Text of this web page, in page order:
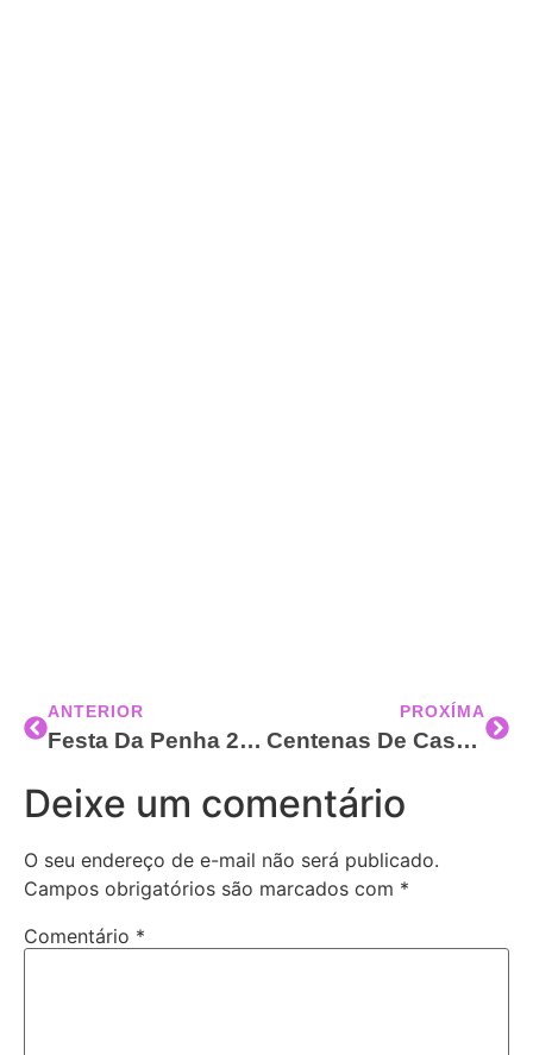
ANTERIOR
Festa Da Penha 2025: Programação Completa Com Mais De 50 Missas, Atrações Noturnas E 14 Romarias; Confira Os Dias E Horários
PROXÍMA
Centenas De Casais Sobem Ao Convento Para Benção Na Festa Da Penha: “Sua Família Precisa De Você Revestido De Cristo”, Dizem Os Missionários Ricardo E Eliana Sá
Deixe um comentário
O seu endereço de e-mail não será publicado.
Campos obrigatórios são marcados com *
Comentário *